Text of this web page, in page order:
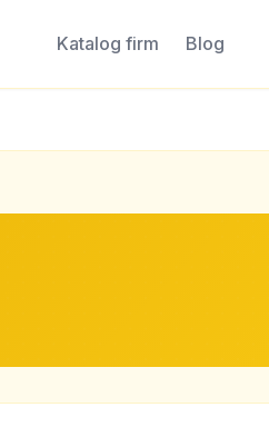
Katalog firm Blog